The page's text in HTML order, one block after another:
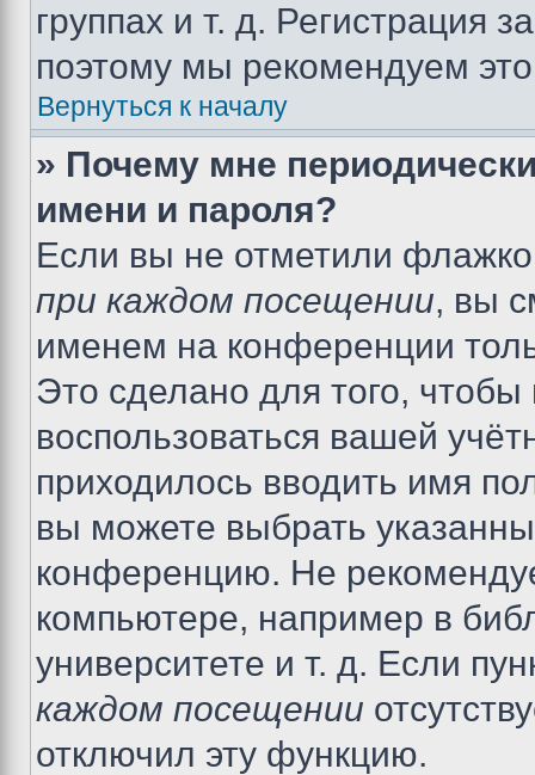
группах и т. д. Регистрация
поэтому мы рекомендуем
Вернуться к началу
» Почему мне
имени и пароля?
Если вы не отметили
при каждом посещении, вы
именем на конференции
Это сделано для того, чтобы
воспользоваться вашей
приходилось вводить имя
вы можете выбрать
конференцию. Не
компьютере, например в
университете и т. д. Если
каждом посещении
отключил эту функцию.